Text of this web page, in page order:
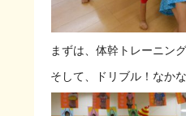
まずは、体幹トレーニング
そして、ドリブル！なか